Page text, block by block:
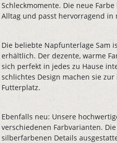
Schleckmomente. Die neue
Alltag und passt hervorragend in
Die beliebte Napfunterlage Sam
erhältlich. Der dezente, warme
sich perfekt in jedes zu Hause
schlichtes Design machen sie
Futterplatz.
Ebenfalls neu: Unsere
verschiedenen Farbvarianten.
silberfarbenen Details